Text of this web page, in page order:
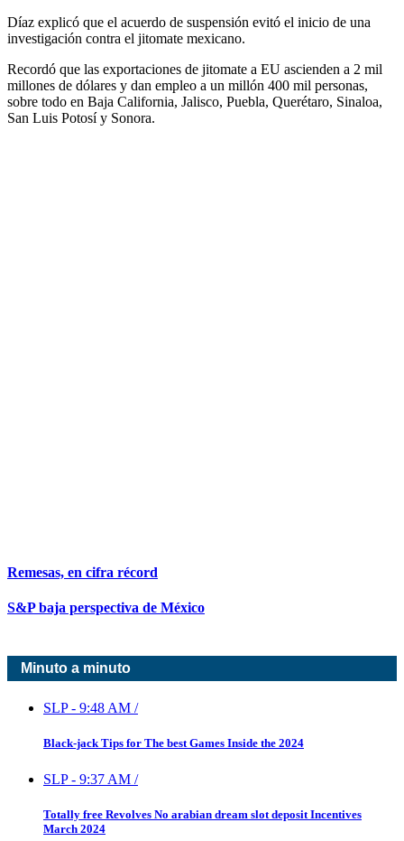
Díaz explicó que el acuerdo de suspensión evitó el inicio de una
investigación contra el jitomate mexicano.
Recordó que las exportaciones de jitomate a EU ascienden a 2 mil
millones de dólares y dan empleo a un millón 400 mil personas,
sobre todo en Baja California, Jalisco, Puebla, Querétaro, Sinaloa,
San Luis Potosí y Sonora.
Remesas, en cifra récord
S&P baja perspectiva de México
Minuto a minuto
SLP- 9:48 AM /
Black-jack Tips for The best Games Inside the 2024
SLP- 9:37 AM /
Totally free Revolves No arabian dream slot deposit Incentives
March 2024